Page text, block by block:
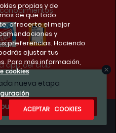
nueva etapa
app del club
propias y de
de que todo
ofrecerte el mejor
y
preferencias. Haciendo
ajustar tus
Para más información,
cookies
ACEPTAR COOKIES